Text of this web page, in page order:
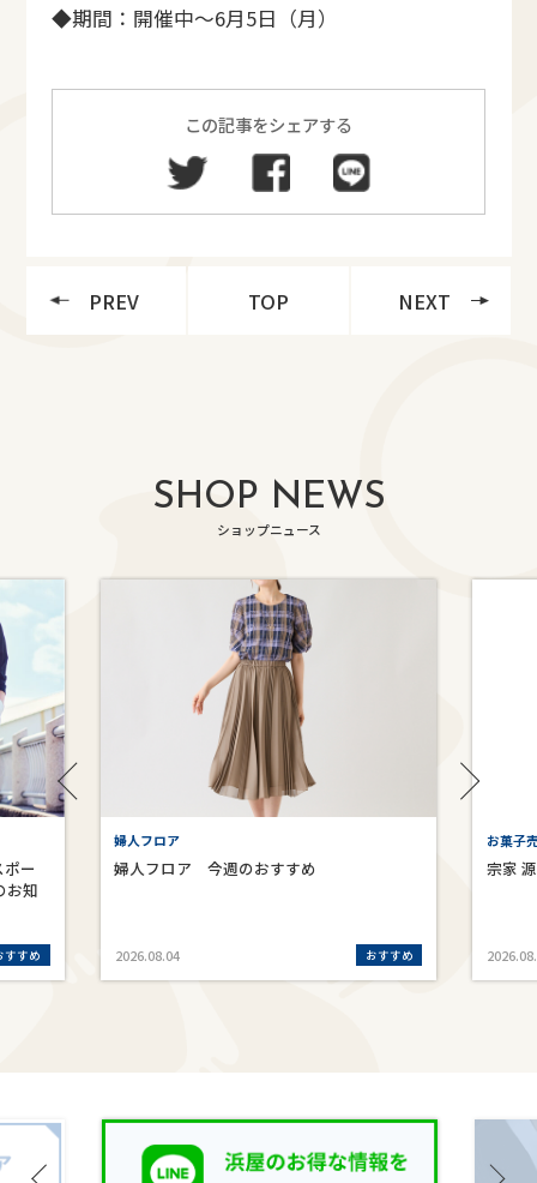
◆期間：開催中～6月5日（月）
この記事をシェアする
PREV TOP NEXT
SHOP NEWS
ショップニュース
ー
お知
すすめ
婦人フロア
婦人フロア 今週のおすすめ
2026.08.04 おすすめ
お菓子
宗家